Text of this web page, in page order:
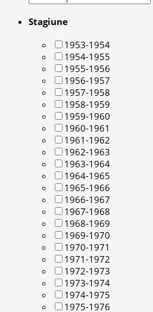
Stagiune
1953-1954
1954-1955
1955-1956
1956-1957
1957-1958
1958-1959
1959-1960
1960-1961
1961-1962
1962-1963
1963-1964
1964-1965
1965-1966
1966-1967
1967-1968
1968-1969
1969-1970
1970-1971
1971-1972
1972-1973
1973-1974
1974-1975
1975-1976